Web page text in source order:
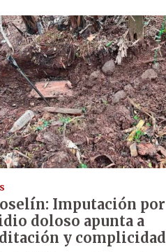
Imputación por
doloso apunta a
y complicidad